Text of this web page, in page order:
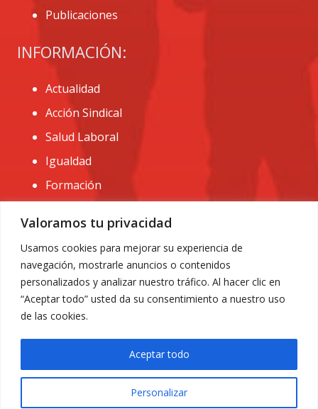
Valoramos tu privacidad
Usamos cookies para mejorar su experiencia de
navegación, mostrarle anuncios o contenidos
personalizados y analizar nuestro tráfico. Al hacer clic en
“Aceptar todo” usted da su consentimiento a nuestro uso
de las cookies.
Personalizar
Aceptar todo
Publicaciones
INFORMACIÓN:
Actualidad
Acción Sindical
Salud Laboral
Igualdad
Formación
CONTACTO:
administracion@usomurcia.org
968 25 01 20
C/ Huerto de las bombas nº6. 30009 Murcia
Privacidad|